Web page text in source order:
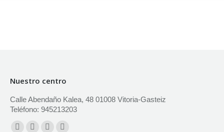
Nuestro centro
Calle Abendaño Kalea, 48 01008 Vitoria-Gasteiz
Teléfono: 945213203
Encuéntranos en: